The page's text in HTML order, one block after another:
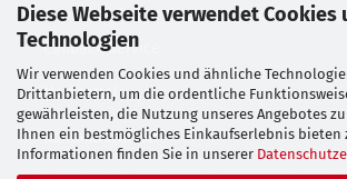
Diese Webseite verwendet Cookies
Technologien
Wir verwenden Cookies und ähnliche
Drittanbietern, um die ordentliche
gewährleisten, die Nutzung unseres Angebotes
Ihnen ein bestmögliches Einkaufserlebnis bieten
Informationen finden Sie in unserer
Geprüfter Online Shop mit Geld-zurück-
Callback Service
Merkzettel
Kontaktformular